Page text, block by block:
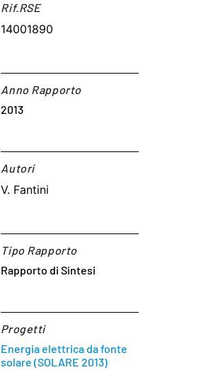
Rif.RSE​
14001890
Anno Rapporto
2013
Autori​
V. Fantini
Tipo Rapporto
Rapporto di Sintesi
Progetti
Energia elettrica da fonte
solare (SOLARE 2013)